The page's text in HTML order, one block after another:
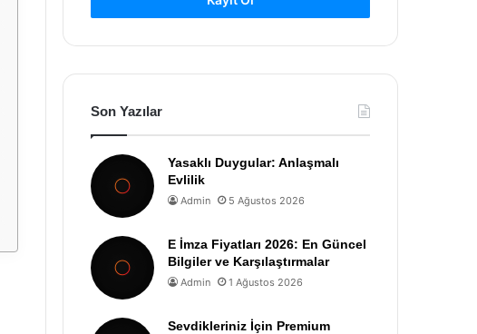
Son Yazılar
Yasaklı Duygular: Anlaşmalı
Evlilik
Admin 5 Ağustos 2026
E İmza Fiyatları 2026: En Güncel
Bilgiler ve Karşılaştırmalar
Admin 1 Ağustos 2026
Sevdikleriniz İçin Premium